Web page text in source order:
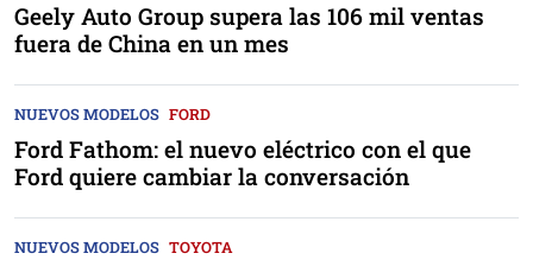
Geely Auto Group supera las 106 mil ventas
fuera de China en un mes
NUEVOS MODELOS FORD
Ford Fathom: el nuevo eléctrico con el que
Ford quiere cambiar la conversación
NUEVOS MODELOS TOYOTA